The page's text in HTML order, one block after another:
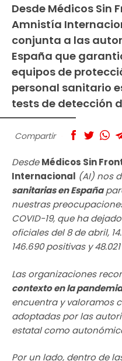
Desde Médicos Sin
Amnistía
conjunta a las
España que
equipos de
personal sanitario
tests de detección
Compartir
DesdeMédicos Sin
Internacional (AI) nos
sanitarias en España
nuestras
COVID-19, que ha
oficiales del 8 de abril,
146.690 positivas y
Las organizaciones
contexto en la pandemia
encuentra y valoramos
adoptadas por las
estatal como
Por un lado, dentro de